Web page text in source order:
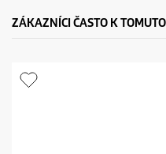
ZÁKAZNÍCI ČASTO K